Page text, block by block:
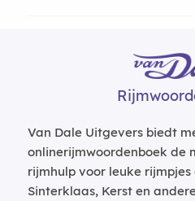
Van Dale Uitgevers biedt
onlinerijmwoordenboek de
rijmhulp voor leuke
Sinterklaas, Kerst en